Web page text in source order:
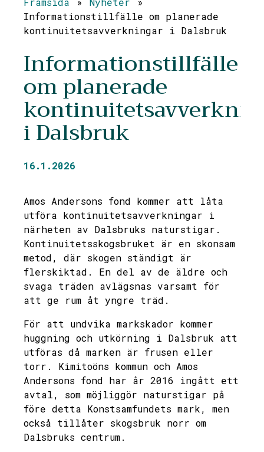
Informationstillfälle om planerade
kontinuitetsavverkningar i Dalsbruk
Informationstillfälle
om planerade
i Dalsbruk
16.1.2026
Amos Andersons fond kommer att låta
utföra kontinuitetsavverkningar i
närheten av Dalsbruks naturstigar.
Kontinuitetsskogsbruket är en skonsam
metod, där skogen ständigt är
flerskiktad. En del av de äldre och
svaga träden avlägsnas varsamt för
att ge rum åt yngre träd.
För att undvika markskador kommer
huggning och utkörning i Dalsbruk att
utföras då marken är frusen eller
torr. Kimitoöns kommun och Amos
Andersons fond har år 2016 ingått ett
avtal, som möjliggör naturstigar på
före detta Konstsamfundets mark, men
också tillåter skogsbruk norr om
Dalsbruks centrum.